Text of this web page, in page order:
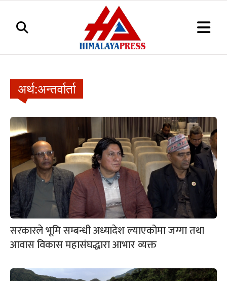
अर्थ:अन्तर्वार्ता
सरकारले भूमि सम्बन्धी अध्यादेश ल्याएकोमा जग्गा तथा
आवास विकास महासंघद्धारा आभार व्यक्त